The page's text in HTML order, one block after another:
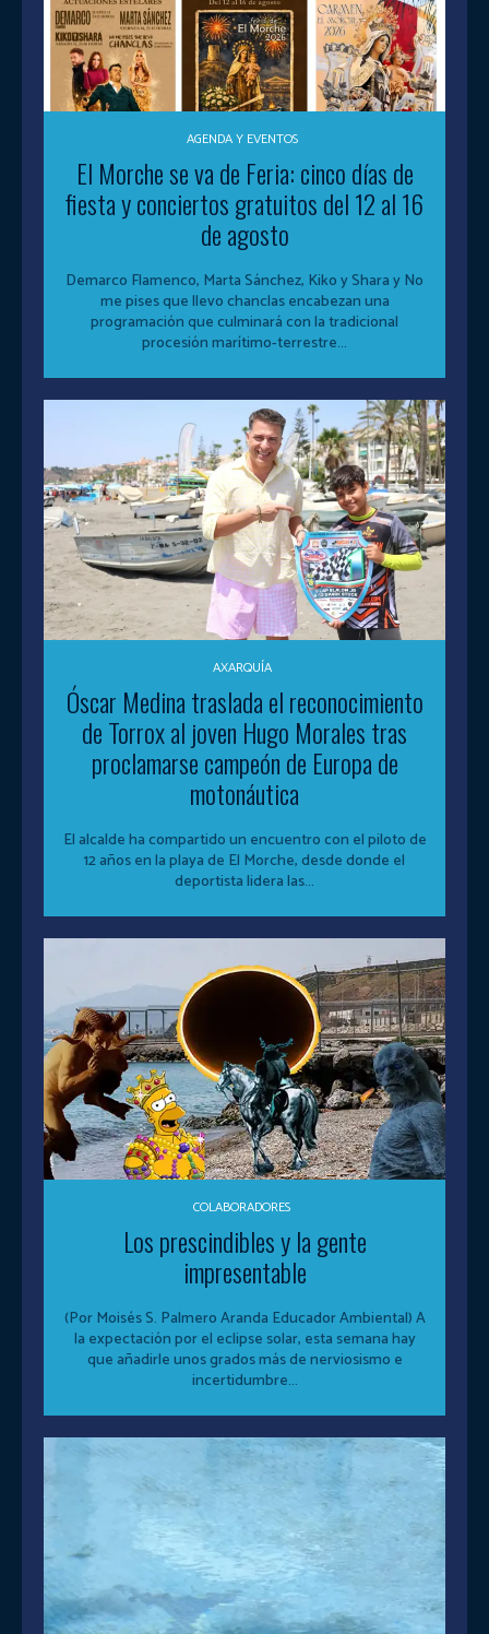
AGENDA Y EVENTOS
El Morche se va de Feria: cinco días de
fiesta y conciertos gratuitos del 12 al 16
de agosto
Demarco Flamenco, Marta Sánchez, Kiko y Shara y No
me pises que llevo chanclas encabezan una
programación que culminará con la tradicional
procesión marítimo-terrestre...
AXARQUÍA
Óscar Medina traslada el reconocimiento
de Torrox al joven Hugo Morales tras
proclamarse campeón de Europa de
motonáutica
El alcalde ha compartido un encuentro con el piloto de
12 años en la playa de El Morche, desde donde el
deportista lidera las...
COLABORADORES
Los prescindibles y la gente
impresentable
(Por Moisés S. Palmero Aranda Educador Ambiental) A
la expectación por el eclipse solar, esta semana hay
que añadirle unos grados más de nerviosismo e
incertidumbre...